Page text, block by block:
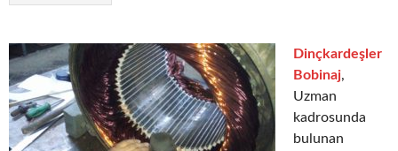
Dinçkardeşler
Bobinaj,
Uzman
kadrosunda
bulunan